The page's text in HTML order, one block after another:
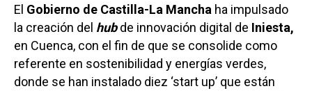
El Gobierno de Castilla-La Mancha ha impulsado
la creación del hubde innovación digital de Iniesta,
en Cuenca, con el fin de que se consolide como
referente en sostenibilidad y energías verdes,
donde se han instalado diez ‘start up’ que están